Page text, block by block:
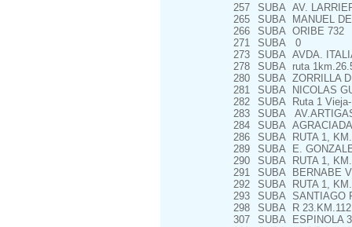
257
SUBA AV.
265
SUBA MANUEL
266
SUBA ORIBE 732
271
SUBA 0
273
SUBA AVDA.
278
SUBA ruta
280
SUBA ZORRILLA
281
SUBA NICOLAS
282
SUBA Ruta 1
283
SUBA
284
SUBA
286
SUBA RUTA 1,
289
SUBA E.
290
SUBA RUTA 1,
291
SUBA BERNABE
292
SUBA RUTA 1,
293
SUBA SANTIAGO
298
SUBA R
307
SUBA ESPINOLA